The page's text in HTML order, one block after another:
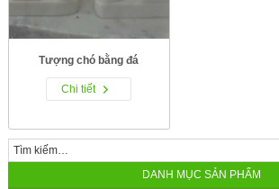
Tượng chó bằng đá
Chi tiết
DANH MỤC SẢN PHẨM